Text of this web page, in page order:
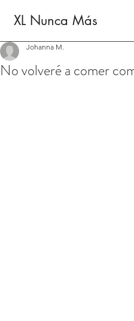
XL Nunca Más
No volveré a comer
Johanna M.